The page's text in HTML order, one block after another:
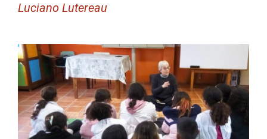
Luciano Lutereau